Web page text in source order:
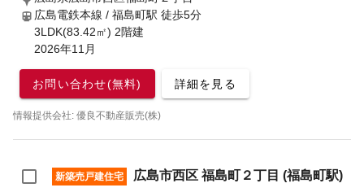
広島電鉄本線 / 福島町駅 徒歩5分
3LDK(83.42㎡) 2階建
2026年11月
お問い合わせ(無料) 詳細を見る
情報提供会社: 優良不動産販売(株)
新築売戸建住宅
広島市西区 福島町２丁目 (福島町駅)